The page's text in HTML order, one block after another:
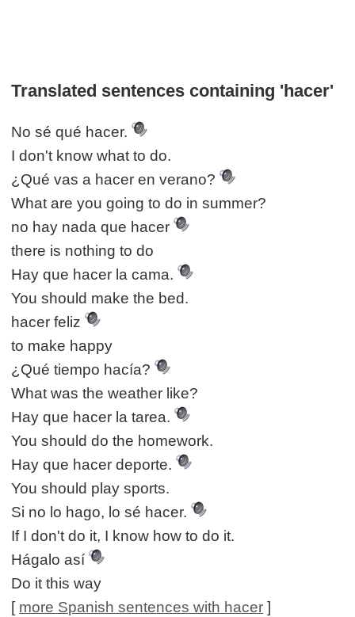
Translated sentences containing 'hacer'
No sé qué hacer.
I don't know what to do.
¿Qué vas a hacer en verano?
What are you going to do in summer?
no hay nada que hacer
there is nothing to do
Hay que hacer la cama.
You should make the bed.
hacer feliz
to make happy
¿Qué tiempo hacía?
What was the weather like?
Hay que hacer la tarea.
You should do the homework.
Hay que hacer deporte.
You should play sports.
Si no lo hago, lo sé hacer.
If I don't do it, I know how to do it.
Hágalo así
Do it this way
[ more Spanish sentences with hacer ]